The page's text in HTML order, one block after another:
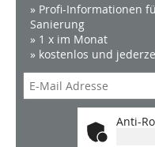
» Profi-Informationen
Sanierung
» 1 x im Monat
» kostenlos und
Anti-